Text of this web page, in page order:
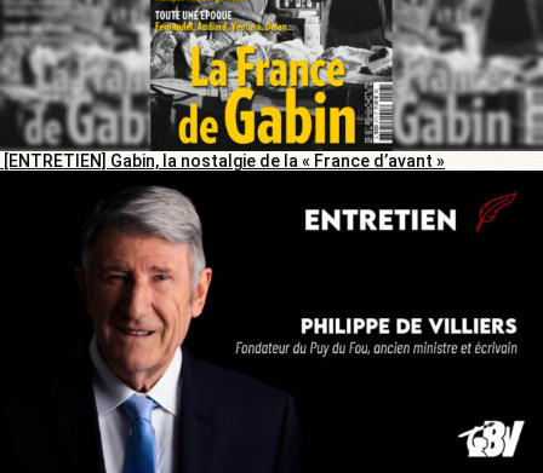
[ENTRETIEN] Gabin, la nostalgie de la « France d’avant »